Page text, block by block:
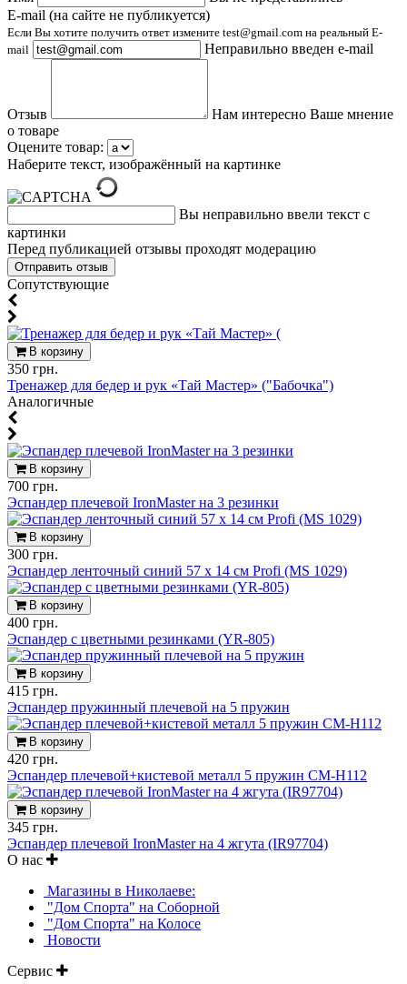
E-mail (на сайте не публикуется)
Если Вы хотите получить ответ измените test@gmail.com на реальный E-
mail
Неправильно введен e-mail
Отзыв
Нам интересно Ваше мнение
о товаре
Оцените товар:
Наберите текст, изображённый на картинке
Вы неправильно ввели текст с
картинки
Перед публикацией отзывы проходят модерацию
Cопутствующие
В корзину
350 грн.
Тренажер для бедер и рук «Тай Мастер» ("Бабочка")
Аналогичные
В корзину
700 грн.
Эспандер плечевой IronMaster на 3 резинки
В корзину
300 грн.
Эспандер ленточный синий 57 х 14 см Profi (MS 1029)
В корзину
400 грн.
Эспандер с цветными резинками (YR-805)
В корзину
415 грн.
Эспандер пружинный плечевой на 5 пружин
В корзину
420 грн.
Эспандер плечевой+кистевой металл 5 пружин CM-H112
В корзину
345 грн.
Эспандер плечевой IronMaster на 4 жгута (IR97704)
О нас
Магазины в Николаеве:
"Дом Спорта" на Соборной
"Дом Спорта" на Колосе
Новости
Сервис